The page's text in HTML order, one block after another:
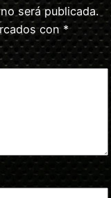
será publicada.
con *